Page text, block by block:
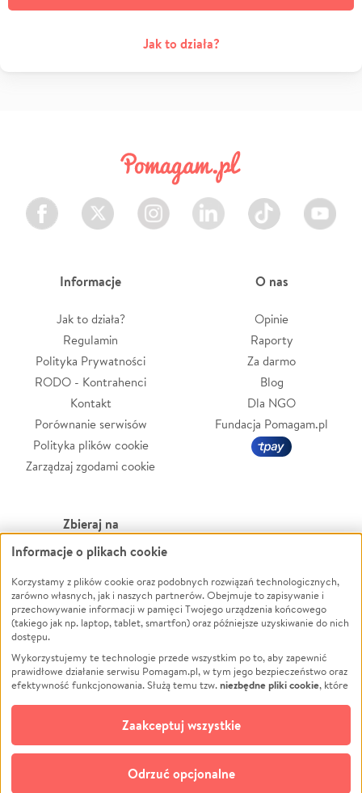
Jak to działa?
Facebook Twitter Instagram LinkedIn TikTok Youtube
Informacje
Jak to działa?
Regulamin
Polityka Prywatności
RODO - Kontrahenci
Kontakt
Porównanie serwisów
Polityka plików cookie
Zarządzaj zgodami cookie
O nas
Opinie
Raporty
Za darmo
Blog
Dla NGO
Fundacja Pomagam.pl
Zbieraj na
Leczenie
Zwierzęta
Pożar
Ukraina
Pomoc Finansowa
Projekty
Pogrzeb
Społeczność lokalna
Kultura
Powódź
Wichura
NGO
Edukacja
Podróż
Impreza
Ochrona środowiska
Biznes
Informacje o plikach cookie
Korzystamy z plików cookie oraz podobnych rozwiązań technologicznych,
zarówno własnych, jak i naszych partnerów. Obejmuje to zapisywanie i
przechowywanie informacji w pamięci Twojego urządzenia końcowego
(takiego jak np. laptop, tablet, smartfon) oraz późniejsze uzyskiwanie do nich
dostępu.
Wykorzystujemy te technologie przede wszystkim po to, aby zapewnić
prawidłowe działanie serwisu Pomagam.pl, w tym jego bezpieczeństwo oraz
efektywność funkcjonowania. Służą temu tzw.niezbędne pliki cookie, które
opcjonalnych plików cookie
technologii do celów analitycznych i retargetingowych. Możesz wyrazić
zgodę na ich stosowanie lub jej odmówić. W dowolnym momencie masz
możliwość zmiany swoich preferencji na stronie „Zarządzaj zgodami cookie”,
do której link znajdziesz w stopce serwisu Pomagam.pl. Opcjonalne pliki
cookie wykorzystywane są w następujących celach:
Odrzuć opcjonalne
Zaakceptuj wszystkie